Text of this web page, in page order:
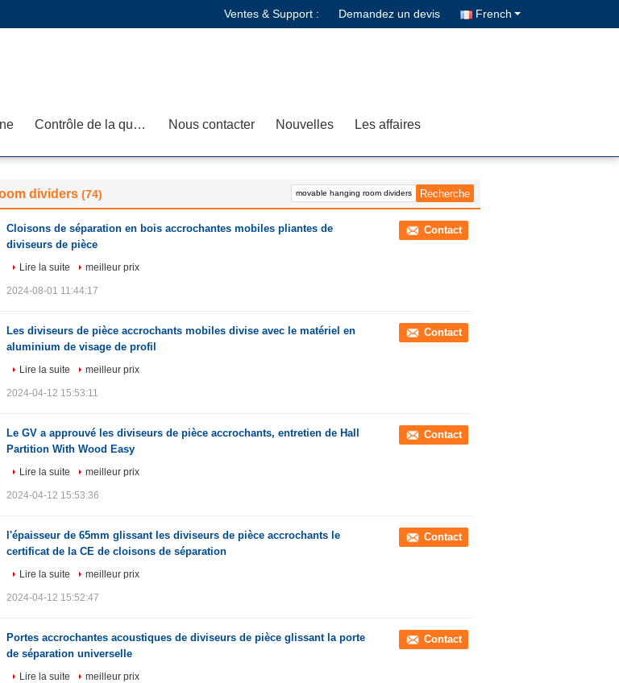
Ventes & Support : Demandez un devis French
Contrôle de la qualité Nous contacter Nouvelles Les affaires
dividers (74)
Cloisons de séparation en bois accrochantes mobiles pliantes de
diviseurs de pièce
Contact
Lire la suite meilleur prix
2024-08-01 11:44:17
Les diviseurs de pièce accrochants mobiles divise avec le matériel en
aluminium de visage de profil
Contact
Lire la suite meilleur prix
2024-04-12 15:53:11
Le GV a approuvé les diviseurs de pièce accrochants, entretien de Hall
Partition With Wood Easy
Contact
Lire la suite meilleur prix
2024-04-12 15:53:36
l'épaisseur de 65mm glissant les diviseurs de pièce accrochants le
certificat de la CE de cloisons de séparation
Contact
Lire la suite meilleur prix
2024-04-12 15:52:47
Portes accrochantes acoustiques de diviseurs de pièce glissant la porte
de séparation universelle
Contact
Lire la suite meilleur prix